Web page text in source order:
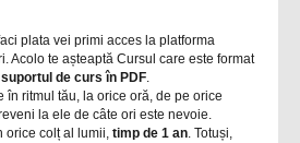
plata vei primi acces la platforma
Acolo te așteaptă Cursul care este format
de curs în PDF.
în ritmul tău, la orice oră, de pe orice
la ele de câte ori este nevoie.
orice colț al lumii, timp de 1 an. Totuși,